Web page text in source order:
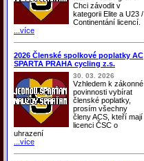
Chci závodit v
kategorii Elite a U23 /
Continentání licencí.
...více
2026 Členské spolkové poplatky AC
SPARTA PRAHA cycling z.s.
30. 03. 2026
Vzhledem k zákonné
povinnosti vybírat
členské poplatky,
prosím všechny
členy ACS, kteří mají
licenci ČSC o
uhrazení
...více